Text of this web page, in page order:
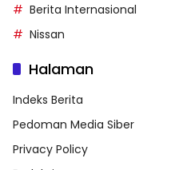
Berita Internasional
Nissan
Halaman
Indeks Berita
Pedoman Media Siber
Privacy Policy